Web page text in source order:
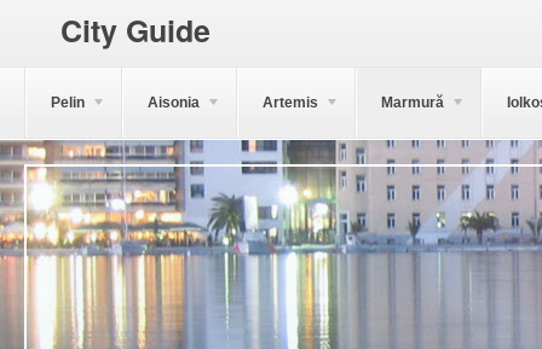
City Guide
Pelin Aisonia Artemis Marmură